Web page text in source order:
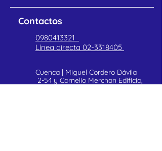
Tamaño: 8.5 x 5.5 cm
Contactos
0980413321
Línea directa 02-3318405
Cuenca | Miguel Cordero Dávila
2-54 y Cornelio Merchan Edificio,